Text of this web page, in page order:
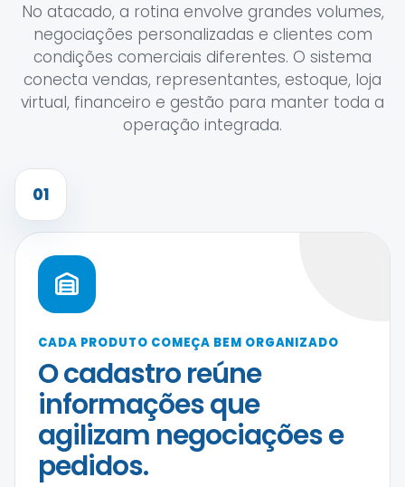
No atacado, a rotina envolve grandes volumes,
negociações personalizadas e clientes com
condições comerciais diferentes. O sistema
conecta vendas, representantes, estoque, loja
virtual, financeiro e gestão para manter toda a
operação integrada.
01
CADA PRODUTO COMEÇA BEM ORGANIZADO
O cadastro reúne
informações que
agilizam negociações e
pedidos.